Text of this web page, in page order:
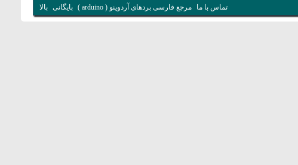
تماس با ما مرجع فارسی بردهای آردوینو ( arduino ) بایگانی بالا